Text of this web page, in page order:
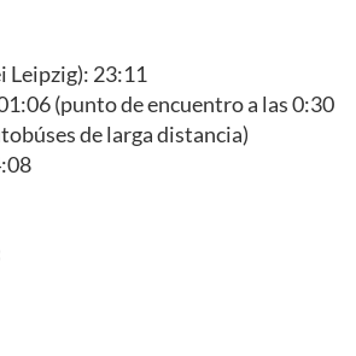
Leipzig): 23:11
(punto de encuentro a las 0:30
de larga distancia)